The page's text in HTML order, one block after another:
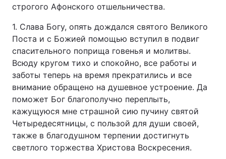
Головна Війна
Україна Політика
Економіка Світ
Спорт Наука
Техно і зв'язок
строгого Афонского отшельничества.
1. Слава Богу, опять дождался святого Великого
Поста и с Божией помощью вступил в подвиг
спасительного поприща говенья и молитвы.
Всюду кругом тихо и спокойно, все работы и
заботы теперь на время прекратились и все
внимание обращено на душевное устроение. Да
поможет Бог благополучно переплыть,
кажущуюся мне страшной сию пучину святой
Четыредесятницы, с пользой для души своей,
также в благодушном терпении достигнуть
светлого торжества Христова Воскресения.